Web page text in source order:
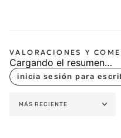
Cargando el resumen…
MÁS RECIENTE